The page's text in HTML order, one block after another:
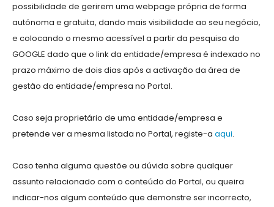
possibilidade de gerirem uma webpage própria de forma
autónoma e gratuita, dando mais visibilidade ao seu negócio,
e colocando o mesmo acessível a partir da pesquisa do
GOOGLE dado que o link da entidade/empresa é indexado no
prazo máximo de dois dias após a activação da área de
gestão da entidade/empresa no Portal.
Caso seja proprietário de uma entidade/empresa e
pretende ver a mesma listada no Portal, registe-a aqui.
Caso tenha alguma questõe ou dúvida sobre qualquer
assunto relacionado com o conteúdo do Portal, ou queira
indicar-nos algum conteúdo que demonstre ser incorrecto,